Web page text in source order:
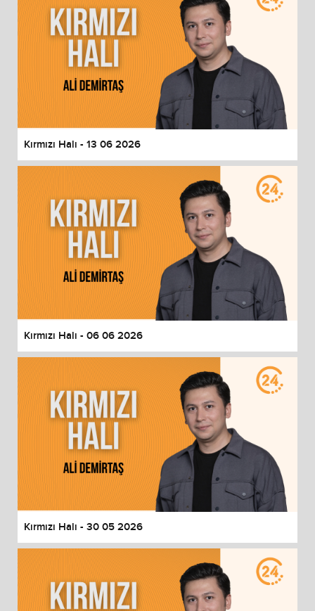
Kırmızı Halı - 13 06 2026
Kırmızı Halı - 06 06 2026
Kırmızı Halı - 30 05 2026